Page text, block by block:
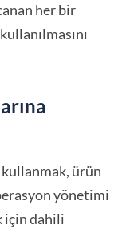
her bir
ürün
yönetimi
için dahili